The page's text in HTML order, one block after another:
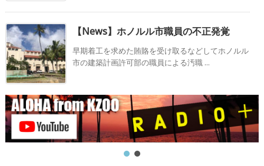
【News】ホノルル市職員の不正発覚
早期着工を求めた賄賂を受け取るなどしてホノルル
市の建築計画許可部の職員による汚職 ...